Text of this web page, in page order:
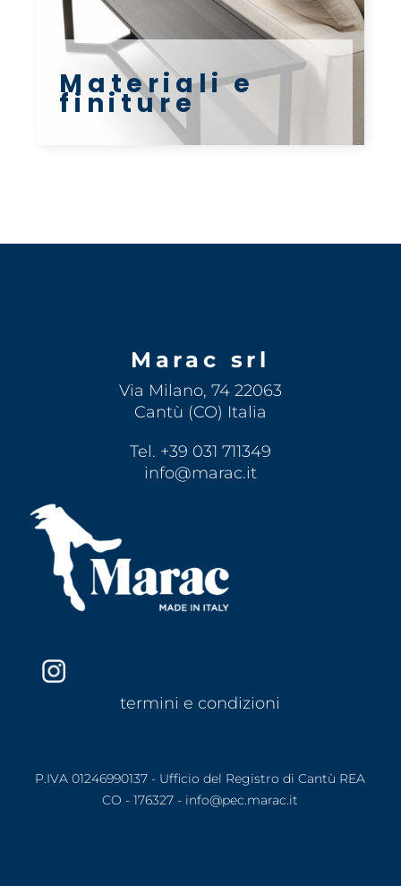
Materiali e
finiture
Marac srl
Via Milano, 74 22063
Cantù (CO) Italia
Tel. +39 031 711349
info@marac.it
termini e condizioni
P.IVA 01246990137 - Ufficio del Registro di Cantù REA
CO - 176327 - info@pec.marac.it